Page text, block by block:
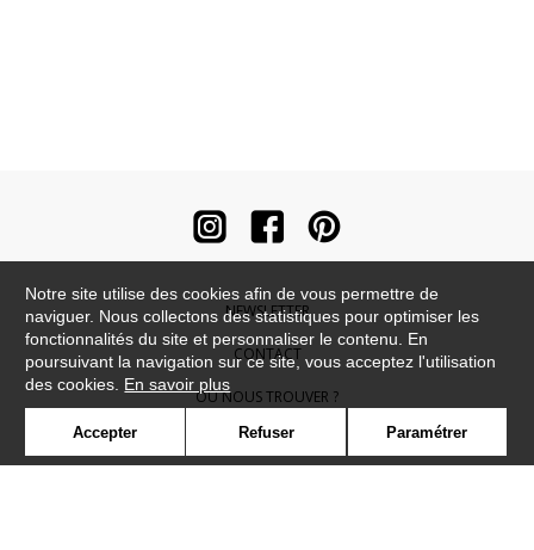
NEWSLETTER
CONTACT
OÙ NOUS TROUVER ?
CONTRACT
Notre site utilise des cookies afin de vous permettre de
naviguer. Nous collectons des statistiques pour optimiser les
fonctionnalités du site et personnaliser le contenu. En
poursuivant la navigation sur ce site, vous acceptez l'utilisation
des cookies. En savoir plus
Accepter Refuser Paramétrer